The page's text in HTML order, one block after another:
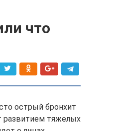
что
острый бронхит
развитием тяжелых